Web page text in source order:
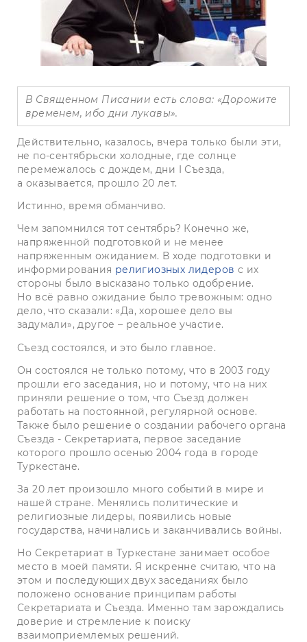
В Священном Писании есть слова: «Дорожите
временем, ибо дни лукавы».
Действительно, казалось, вчера только были эти,
не по-сентябрьски холодные, где солнце
перемежалось с дождем, дни I Съезда,
а оказывается, прошло 20 лет.
Истинно, время обманчиво.
Чем запомнился тот сентябрь? Конечно же,
напряженной подготовкой и не менее
напряженным ожиданием. В ходе подготовки и
информирования религиозных лидеров с их
стороны было высказано только одобрение.
Но всё равно ожидание было тревожным: одно
дело, что сказали: «Да, хорошее дело вы
задумали», другое – реальное участие.
Съезд состоялся, и это было главное.
Он состоялся не только потому, что в 2003 году
прошли его заседания, но и потому, что на них
приняли решение о том, что Съезд должен
работать на постоянной, регулярной основе.
Также было решение о создании рабочего органа
Съезда - Секретариата, первое заседание
которого прошло осенью 2004 года в городе
Туркестане.
За 20 лет произошло много событий в мире и
нашей стране. Менялись политические и
религиозные лидеры, появились новые
государства, начинались и заканчивались войны.
Но Секретариат в Туркестане занимает особое
место в моей памяти. Я искренне считаю, что на
этом и последующих двух заседаниях было
положено основание принципам работы
Секретариата и Съезда. Именно там зарождались
доверие и стремление к поиску
взаимоприемлемых решений.